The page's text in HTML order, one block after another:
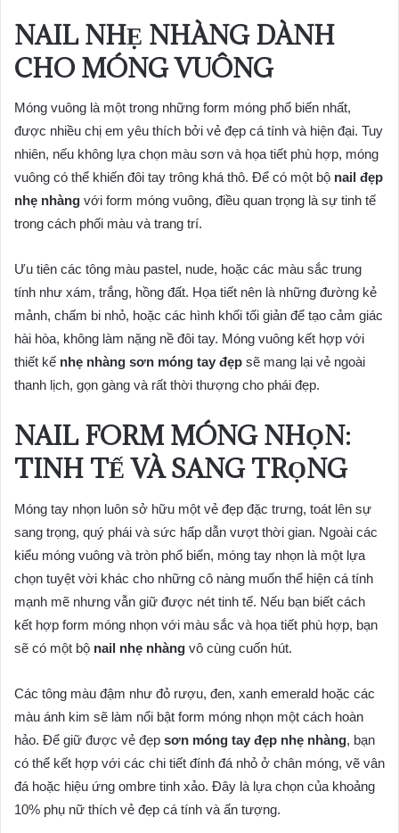
NAIL NHẸ NHÀNG DÀNH
CHO MÓNG VUÔNG
Móng vuông là một trong những form móng phổ biến nhất,
được nhiều chị em yêu thích bởi vẻ đẹp cá tính và hiện đại. Tuy
nhiên, nếu không lựa chọn màu sơn và họa tiết phù hợp, móng
vuông có thể khiến đôi tay trông khá thô. Để có một bộ nail đẹp
nhẹ nhàng với form móng vuông, điều quan trọng là sự tinh tế
trong cách phối màu và trang trí.
Ưu tiên các tông màu pastel, nude, hoặc các màu sắc trung
tính như xám, trắng, hồng đất. Họa tiết nên là những đường kẻ
mảnh, chấm bi nhỏ, hoặc các hình khối tối giản để tạo cảm giác
hài hòa, không làm nặng nề đôi tay. Móng vuông kết hợp với
thiết kế nhẹ nhàng sơn móng tay đẹp sẽ mang lại vẻ ngoài
thanh lịch, gọn gàng và rất thời thượng cho phái đẹp.
NAIL FORM MÓNG NHỌN:
TINH TẾ VÀ SANG TRỌNG
Móng tay nhọn luôn sở hữu một vẻ đẹp đặc trưng, toát lên sự
sang trọng, quý phái và sức hấp dẫn vượt thời gian. Ngoài các
kiểu móng vuông và tròn phổ biến, móng tay nhọn là một lựa
chọn tuyệt vời khác cho những cô nàng muốn thể hiện cá tính
mạnh mẽ nhưng vẫn giữ được nét tinh tế. Nếu bạn biết cách
kết hợp form móng nhọn với màu sắc và họa tiết phù hợp, bạn
sẽ có một bộ nail nhẹ nhàng vô cùng cuốn hút.
Các tông màu đậm như đỏ rượu, đen, xanh emerald hoặc các
màu ánh kim sẽ làm nổi bật form móng nhọn một cách hoàn
hảo. Để giữ được vẻ đẹp sơn móng tay đẹp nhẹ nhàng, bạn
có thể kết hợp với các chi tiết đính đá nhỏ ở chân móng, vẽ vân
đá hoặc hiệu ứng ombre tinh xảo. Đây là lựa chọn của khoảng
10% phụ nữ thích vẻ đẹp cá tính và ấn tượng.